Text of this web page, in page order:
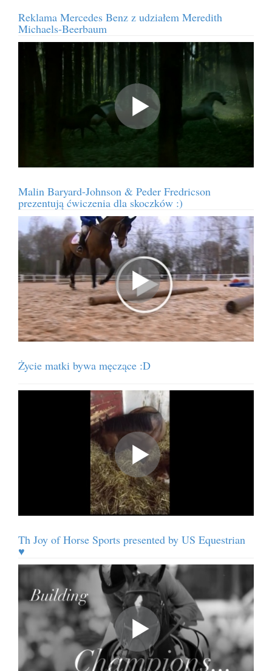
Reklama Mercedes Benz z udziałem Meredith
Michaels-Beerbaum
Malin Baryard-Johnson & Peder Fredricson
prezentują ćwiczenia dla skoczków :)
Życie matki bywa męczące :D
Th Joy of Horse Sports presented by US Equestrian
♥